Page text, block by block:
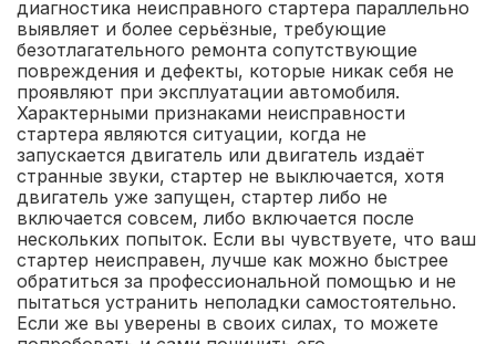
диагностика неисправного стартера параллельно
выявляет и более серьёзные, требующие
безотлагательного ремонта сопутствующие
повреждения и дефекты, которые никак себя не
проявляют при эксплуатации автомобиля.
Характерными признаками неисправности
стартера являются ситуации, когда не
запускается двигатель или двигатель издаёт
странные звуки, стартер не выключается, хотя
двигатель уже запущен, стартер либо не
включается совсем, либо включается после
нескольких попыток. Если вы чувствуете, что ваш
стартер неисправен, лучше как можно быстрее
обратиться за профессиональной помощью и не
пытаться устранить неполадки самостоятельно.
Если же вы уверены в своих силах, то можете